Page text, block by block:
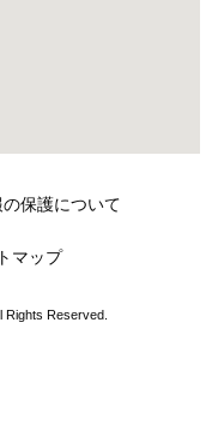
保護について
マップ
Rights Reserved.